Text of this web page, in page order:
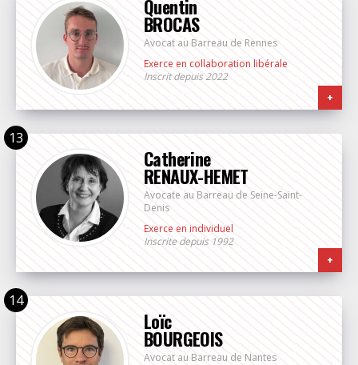
Quentin
BROCAS
Avocat au Barreau de Rennes
Exerce en collaboration libérale
Inscrit depuis 2022
+
Catherine
RENAUX-HEMET
Avocate au Barreau de Seine-Saint-
Denis
Exerce en individuel
Inscrite depuis 1992
+
Loïc
BOURGEOIS
Avocat au Barreau de Nantes